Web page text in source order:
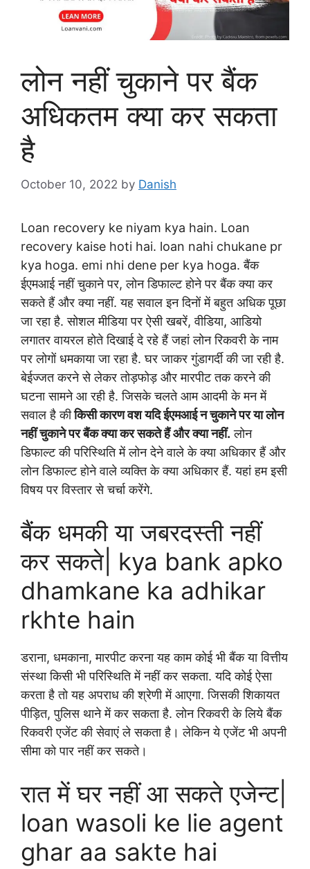
लोन नहीं चुकाने पर बैंक
अधिकतम क्या कर सकता
है
October 10, 2022 by Danish
Loan recovery ke niyam kya hain. Loan
recovery kaise hoti hai. loan nahi chukane pr
kya hoga. emi nhi dene per kya hoga. बैंक
ईएमआई नहीं चुकाने पर, लोन डिफाल्ट होने पर बैंक क्या कर
सकते हैं और क्या नहीं. यह सवाल इन दिनों में बहुत अधिक पूछा
जा रहा है. सोशल मीडिया पर ऐसी खबरें, वीडिया, आडियो
लगातर वायरल होते दिखाई दे रहे हैं जहां लोन रिकवरी के नाम
पर लोगों धमकाया जा रहा है. घर जाकर गुंडागर्दी की जा रही है.
बेईज्जत करने से लेकर तोड़फोड़ और मारपीट तक करने की
घटना सामने आ रही है. जिसके चलते आम आदमी के मन में
सवाल है कीकिसी कारण वश यदि ईएमआई न चुकाने पर या लोन
नहीं चुकाने पर बैंक क्या कर सकते हैं और क्या नहीं. लोन
डिफाल्ट की परिस्थिति में लोन देने वाले के क्या अधिकार हैं और
लोन डिफाल्ट होने वाले व्यक्ति के क्या अधिकार हैं. यहां हम इसी
विषय पर विस्तार से चर्चा करेंगे.
बैंक धमकी या जबरदस्ती नहीं
कर सकते| kya bank apko
dhamkane ka adhikar
rkhte hain
डराना, धमकाना, मारपीट करना यह काम कोई भी बैंक या वित्तीय
संस्था किसी भी परिस्थिति में नहीं कर सकता. यदि कोई ऐसा
करता है तो यह अपराध की श्रेणी में आएगा. जिसकी शिकायत
पीड़ित, पुलिस थाने में कर सकता है. लोन रिकवरी के लिये बैंक
रिकवरी एजेंट की सेवाएं ले सकता है। लेकिन ये एजेंट भी अपनी
सीमा को पार नहीं कर सकते।
रात में घर नहीं आ सकते एजेन्ट|
loan wasoli ke lie agent
ghar aa sakte hai